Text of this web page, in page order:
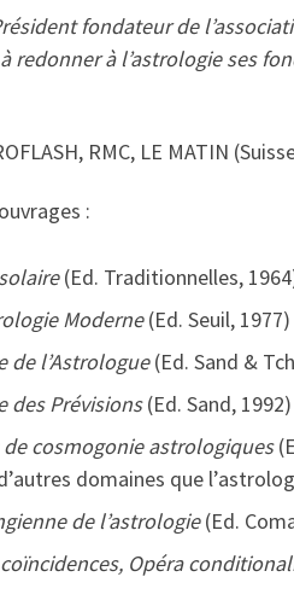
fondateur de
redonner à l’astrologie ses
RMC, LE MATIN
:
(Ed. Traditionnelles,
Moderne(Ed. Seuil, 1977)
de l’Astrologue(Ed. Sand &
des Prévisions(Ed. Sand, 1992)
de cosmogonie astrologiques
domaines que
de l’astrologie(Ed.
Opéra